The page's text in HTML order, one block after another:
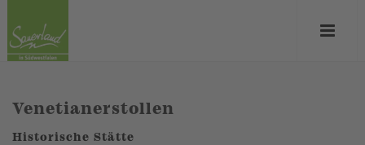
Venetianerstollen
Historische Stätte